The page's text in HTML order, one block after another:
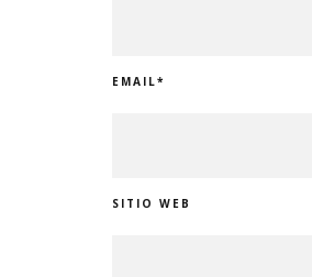
EMAIL*
SITIO WEB